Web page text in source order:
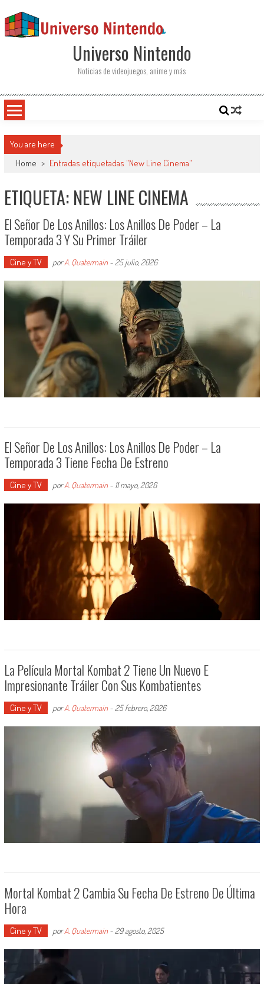
Universo Nintendo
Noticias de videojuegos, anime y más
You are here
Home > Entradas etiquetadas "New Line Cinema"
ETIQUETA: NEW LINE CINEMA
El Señor De Los Anillos: Los Anillos De Poder – La
Temporada 3 Y Su Primer Tráiler
Cine y TV porA. Quatermain- 25 julio, 2026
El Señor De Los Anillos: Los Anillos De Poder – La
Temporada 3 Tiene Fecha De Estreno
Cine y TV porA. Quatermain- 11 mayo, 2026
La Película Mortal Kombat 2 Tiene Un Nuevo E
Impresionante Tráiler Con Sus Kombatientes
Cine y TV porA. Quatermain- 25 febrero, 2026
Mortal Kombat 2 Cambia Su Fecha De Estreno De Última
Hora
Cine y TV porA. Quatermain- 29 agosto, 2025